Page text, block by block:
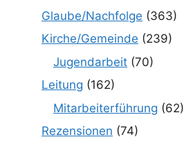
Glaube/Nachfolge (363)
Kirche/Gemeinde (239)
Jugendarbeit (70)
Leitung (162)
Mitarbeiterführung (62)
Rezensionen (74)